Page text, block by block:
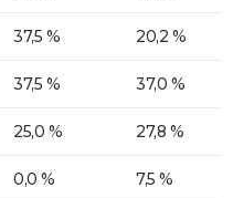
37,5 % 20,2 %
37,5 % 37,0 %
25,0 % 27,8 %
0,0 % 7,5 %